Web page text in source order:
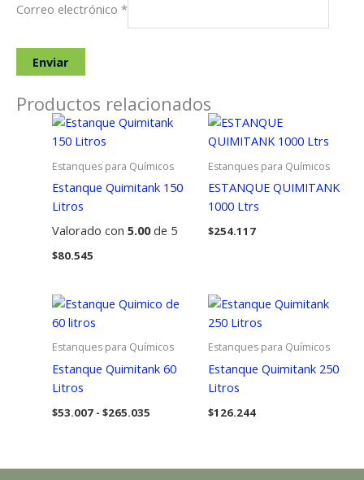
Correo electrónico *
Productos relacionados
Estanques para Químicos
Estanque Quimitank 150
Litros
Valorado con 5.00de 5
$80.545
Estanques para Químicos
ESTANQUE QUIMITANK
1000 Ltrs
$254.117
Estanques para Químicos
Estanque Quimitank 60
Litros
$53.007 - $265.035Rango
Estanques para Químicos
Estanque Quimitank 250
Litros
$126.244